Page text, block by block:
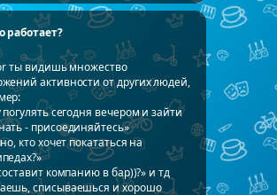
работает?
ты видишь множество
активности от других людей,
погулять сегодня вечером и зайти
- присоединяйтесь»
кто хочет покататься на
компанию в бар))?» и тд
списываешься и хорошо